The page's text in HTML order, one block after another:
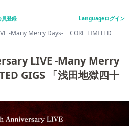
員登録 Languageログイン
-Many Merry Days- CORE LIMITED
LIVE -Many Merry
GIGS 「浅田地獄四十